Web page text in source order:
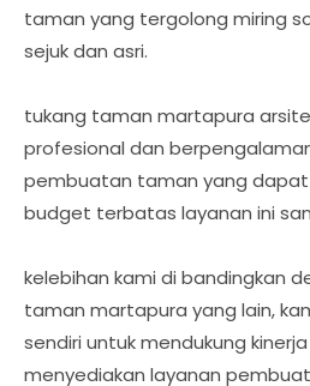
taman yang tergolong miring
sejuk dan asri.
tukang taman martapura
profesional dan
pembuatan taman yang dapat
budget terbatas layanan ini
kelebihan kami di bandingkan
taman martapura yang lain,
sendiri untuk mendukung
menyediakan layanan